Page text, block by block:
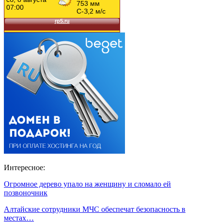
Интересное:
Огромное дерево упало на женщину и сломало ей
позвоночник
Алтайские сотрудники МЧС обеспечат безопасность в
местах…